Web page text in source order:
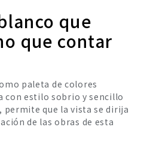
que
que contar
paleta de colores
con estilo sobrio y sencillo
que la vista se dirija
de las obras de esta